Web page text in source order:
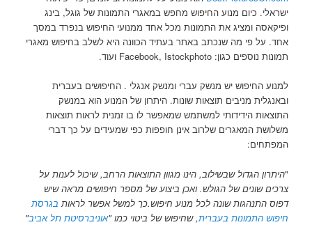
ישראלי. כיום מנוע החיפוש מחפש במאגרי התמונות של גוגל, בינג
ופיקאסה ומציג את התמונות מכל אחד ממנועי החיפוש בנפרד במסך
אחד. על פי מה שנכתב באתר בעתיד הכוונה היא לשלב בחיפוש מאגרי
תמונות נוספים כגון: Facebook, Istockphoto ועוד.
למנוע החיפוש יש מנשק עברי ומנשק אנגלי . החיפושים בעברית
ובאנגלית מניבים תוצאות שונות. היתרון של המנוע הוא במנשק
התוצאות הידידותי למשתמש שמאפשר לו בו זמנית לראות תוצאות
משלושת המאגרים שלרוב אינן חופפות כפי שמעידים על כך דברי
המפתחים:
"היתרון הגדול שבשילוב, הינו מגוון התוצאות הרחב, שיכול לענות על
צרכים שונים של הגולש. ואכן ביצוע של מספר חיפושים מראה שיש
דפוס התנהגות שונה לכל מנוע חיפוש.כך למשל אפשר לראות בגרסת
חיפוש התמונות בעברית, שחיפוש של ביטוי כמו "אוניברסיטת תל אביב"